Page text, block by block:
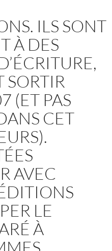
ILS SONT
À DES
SORTIR
(ET PAS
CET
AVEC
LE
À